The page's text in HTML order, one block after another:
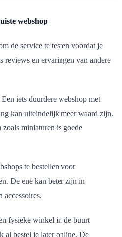
webshop
de service te testen voordat je
reviews en ervaringen van andere
iets duurdere webshop met
kan uiteindelijk meer waard zijn.
miniaturen is goede
te bestellen voor
De ene kan beter zijn in
accessoires.
fysieke winkel in de buurt
al bestel je later online. De